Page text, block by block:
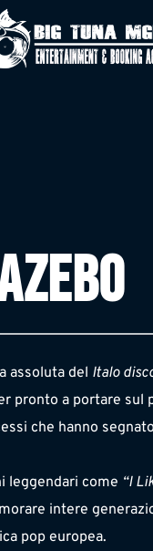
assoluta del Italo
pronto a portare sul
che hanno
leggendari come “I
intere
pop europea.